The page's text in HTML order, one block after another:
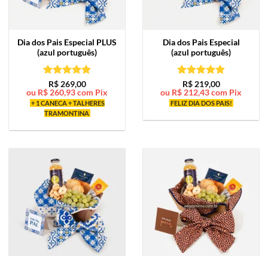
Dia dos Pais Especial PLUS
(azul português)
Avaliação5
de 5
R$269,00
ou R$260,93com Pix
+ 1 CANECA + TALHERES
TRAMONTINA
Dia dos Pais Especial
(azul português)
Avaliação5
de 5
R$219,00
ou R$212,43com Pix
FELIZ DIA DOS PAIS!